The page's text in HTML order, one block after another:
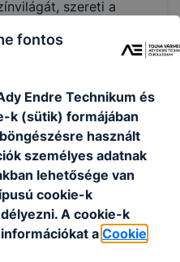
szereti a
folyamatában.
kézügyesség,
kommunikáció.
fényezésre
vagy
fontos
Endre Technikum és
k (sütik) formájában
használt
személyes adatnak
lehetősége van
cookie-k
A cookie-k
aCookie